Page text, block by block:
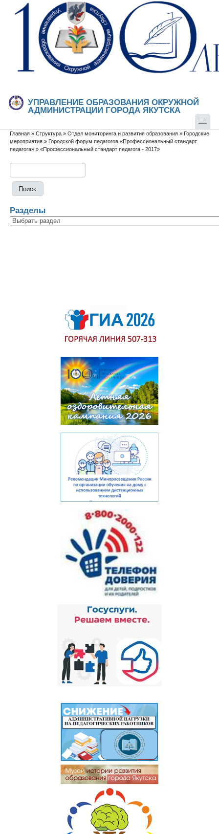
Перейти к основному содержанию
Skip to search
УПРАВЛЕНИЕ ОБРАЗОВАНИЯ ОКРУЖНОЙ
АДМИНИСТРАЦИИ ГОРОДА ЯКУТСКА
Вы здесь
Главная » Структура » Отдел мониторинга и развития образования » Городские
мероприятия » Городской форум педагогов «Профессиональный стандарт
педагога» » «Профессиональный стандарт педагога - 2017»
Разделы